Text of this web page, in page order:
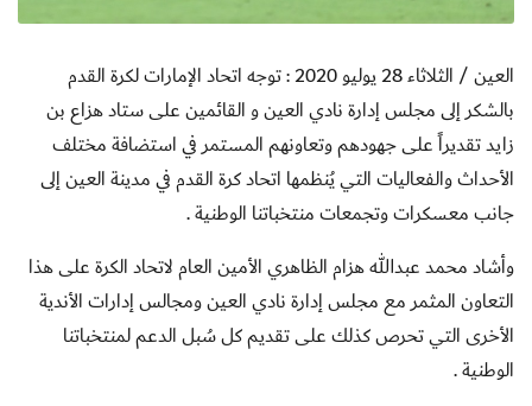
العين / الثلاثاء 28 يوليو 2020 :
توجه اتحاد الإمارات لكرة القدم
بالشكر إلى مجلس إدارة نادي العين و القائمين على ستاد هزاع بن
زايد تقديراً على جهودهم وتعاونهم المستمر في استضافة مختلف
الأحداث والفعاليات التي يُنظمها اتحاد كرة القدم في مدينة العين إلى
جانب معسكرات وتجمعات منتخباتنا الوطنية .
وأشاد محمد عبدالله هزام الظاهري الأمين العام لاتحاد الكرة على هذا
التعاون المثمر مع مجلس إدارة نادي العين ومجالس إدارات الأندية
الأخرى التي تحرص كذلك على تقديم كل سُبل الدعم لمنتخباتنا
الوطنية .